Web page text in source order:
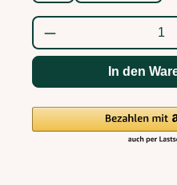
Produkt Anzahl:
In den